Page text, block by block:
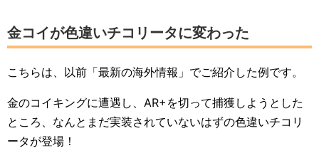
金コイが色違いチコリータに変わった
こちらは、以前「最新の海外情報」でご紹介した例です。
金のコイキングに遭遇し、AR+を切って捕獲しようとした
ところ、なんとまだ実装されていないはずの色違いチコリ
ータが登場！